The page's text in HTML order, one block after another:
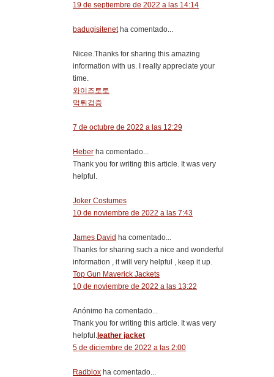
19 de septiembre de 2022 a las 14:14
badugisitenetha comentado...
Nicee.Thanks for sharing this amazing
information with us. I really appreciate your
time.
와이즈토토
먹튀검증
7 de octubre de 2022 a las 12:29
Heber ha comentado...
Thank you for writing this article. It was very
helpful.
Joker Costumes
10 de noviembre de 2022 a las 7:43
James David ha comentado...
Thanks for sharing such a nice and wonderful
information , it will very helpful , keep it up.
Top Gun Maverick Jackets
10 de noviembre de 2022 a las 13:22
Anónimo ha comentado...
Thank you for writing this article. It was very
helpful. leather jacket
5 de diciembre de 2022 a las 2:00
Radblox ha comentado...